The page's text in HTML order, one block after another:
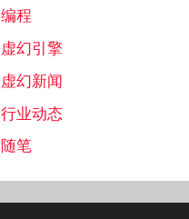
编程
虚幻引擎
虚幻新闻
行业动态
随笔